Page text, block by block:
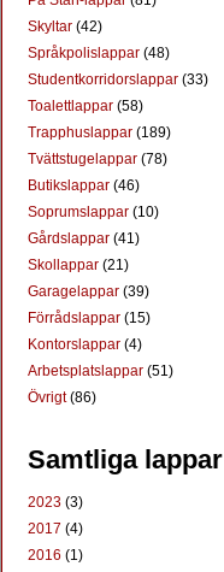
Skyltar (42)
Språkpolislappar (48)
Studentkorridorslappar (33)
Toalettlappar (58)
Trapphuslappar (189)
Tvättstugelappar (78)
Butikslappar (46)
Soprumslappar (10)
Gårdslappar (41)
Skollappar (21)
Garagelappar (39)
Förrådslappar (15)
Kontorslappar (4)
Arbetsplatslappar (51)
Övrigt(86)
Samtliga lappar
2023 (3)
2017 (4)
2016 (1)